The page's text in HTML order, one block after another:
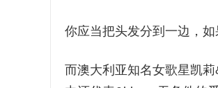
你应当把头发分到一边，
而澳大利亚知名女歌星凯